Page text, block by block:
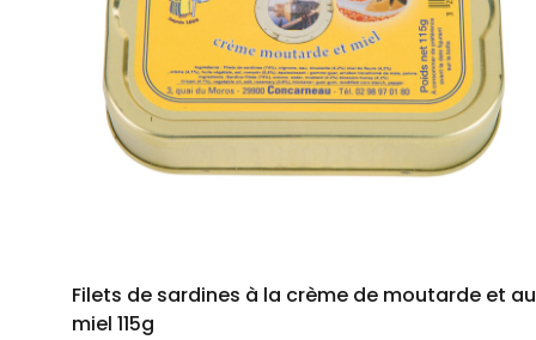
Filets de sardines à la crème de moutarde et au
miel 115g